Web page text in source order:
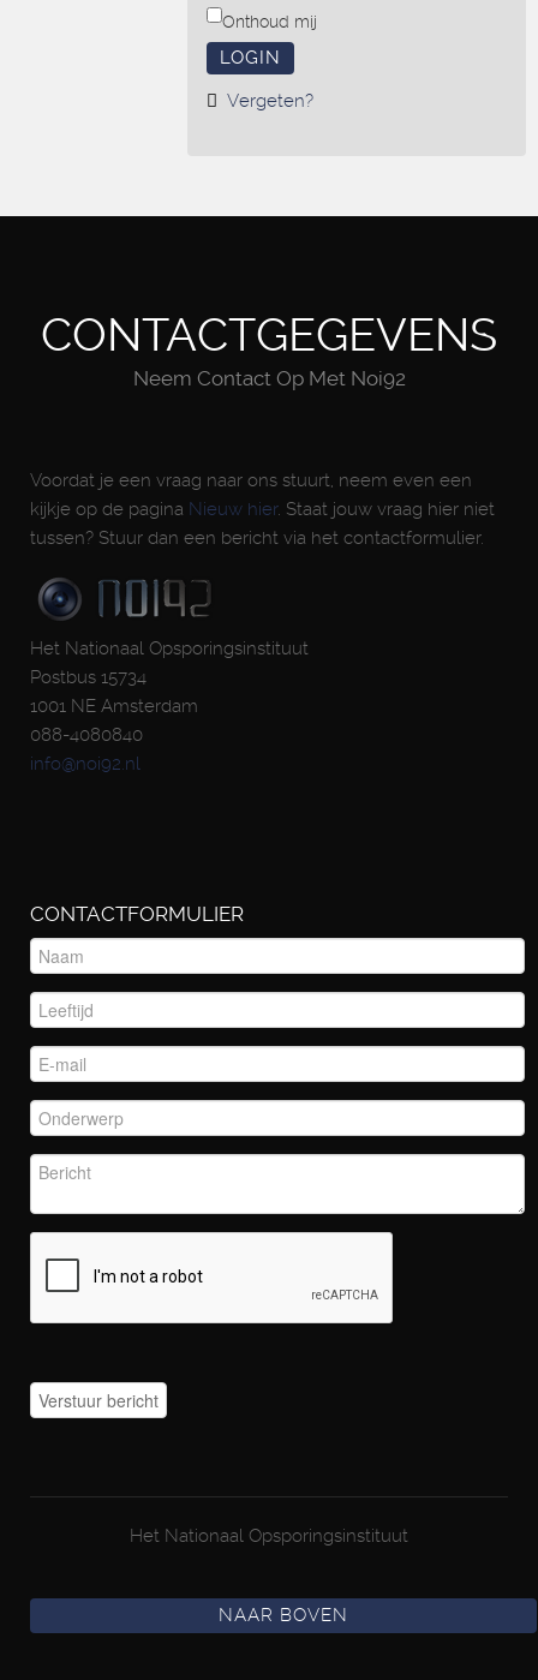
Onthoud mij
LOGIN
Vergeten?
CONTACTGEGEVENS
Neem Contact Op Met Noi92
Voordat je een vraag naar ons stuurt, neem even een
kijkje op de pagina Nieuw hier. Staat jouw vraag hier niet
tussen? Stuur dan een bericht via het contactformulier.
Het Nationaal Opsporingsinstituut
Postbus 15734
1001 NE Amsterdam
088-4080840
info@noi92.nl
CONTACTFORMULIER
Het Nationaal Opsporingsinstituut
NAAR BOVEN